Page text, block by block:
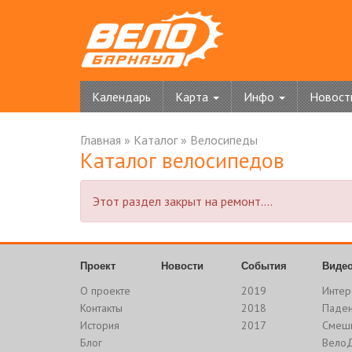
Календарь Карта Инфо
Главная » Каталог» Велосипеды
Каталог велосипедов
Этот раздел закрыт на ремонт....
Проект
О проекте
Контакты
История
Блог
Новости События
2019
2018
2017